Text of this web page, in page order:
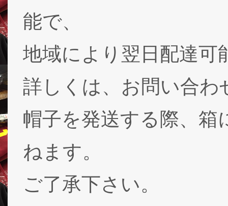
能で、
地域により翌日配達可
詳しくは、お問い合わ
帽子を発送する際、箱
ねます。
ご了承下さい。